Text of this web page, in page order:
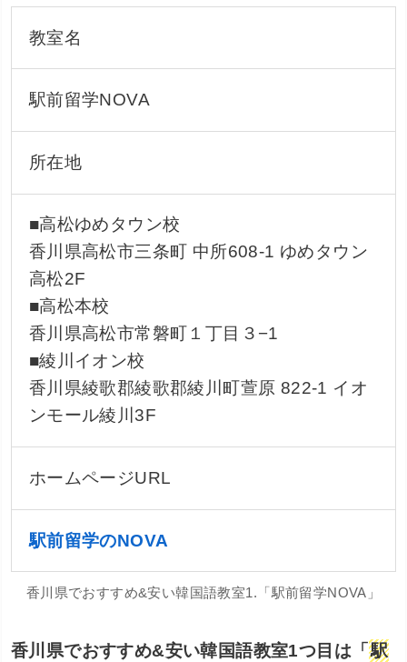
教室名
駅前留学NOVA
所在地
■高松ゆめタウン校
香川県高松市三条町 中所608-1 ゆめタウン
高松2F
■高松本校
香川県高松市常磐町１丁目３−1
■綾川イオン校
香川県綾歌郡綾歌郡綾川町萱原 822-1 イオ
ンモール綾川3F
ホームページURL
駅前留学のNOVA
香川県でおすすめ&安い韓国語教室1.「駅前留学NOVA」
香川県でおすすめ&安い韓国語教室1つ目は「駅